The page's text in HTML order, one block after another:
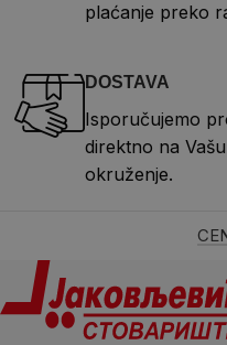
plaćanje preko
DOSTAVA
Isporučujemo
direktno na
okruženje.